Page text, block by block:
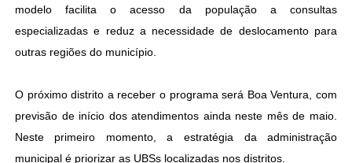
modelo facilita o acesso da população a consultas
especializadas e reduz a necessidade de deslocamento para
outras regiões do município.
O próximo distrito a receber o programa será Boa Ventura, com
previsão de início dos atendimentos ainda neste mês de maio.
Neste primeiro momento, a estratégia da administração
municipal é priorizar as UBSs localizadas nos distritos.